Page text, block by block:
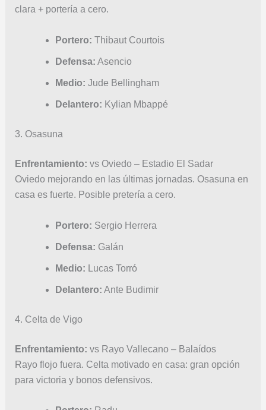
clara + portería a cero.
Portero: Thibaut Courtois
Defensa: Asencio
Medio: Jude Bellingham
Delantero: Kylian Mbappé
3. Osasuna
Enfrentamiento: vs Oviedo – Estadio El Sadar
Oviedo mejorando en las últimas jornadas. Osasuna en
casa es fuerte. Posible pretería a cero.
Portero: Sergio Herrera
Defensa: Galán
Medio: Lucas Torró
Delantero: Ante Budimir
4. Celta de Vigo
Enfrentamiento: vs Rayo Vallecano – Balaídos
Rayo flojo fuera. Celta motivado en casa: gran opción
para victoria y bonos defensivos.